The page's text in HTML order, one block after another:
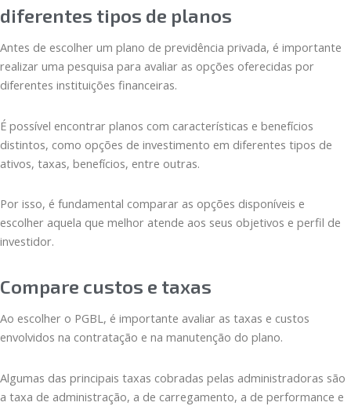
diferentes tipos de planos
Antes de escolher um plano de previdência privada, é importante
realizar uma pesquisa para avaliar as opções oferecidas por
diferentes instituições financeiras.
É possível encontrar planos com características e benefícios
distintos, como opções de investimento em diferentes tipos de
ativos, taxas, benefícios, entre outras.
Por isso, é fundamental comparar as opções disponíveis e
escolher aquela que melhor atende aos seus objetivos e perfil de
investidor.
Compare custos e taxas
Ao escolher o PGBL, é importante avaliar as taxas e custos
envolvidos na contratação e na manutenção do plano.
Algumas das principais taxas cobradas pelas administradoras são
a taxa de administração, a de carregamento, a de performance e